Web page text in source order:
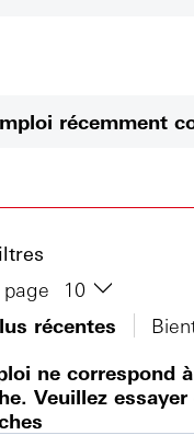
récemment
récentes
ne correspond
Veuillez